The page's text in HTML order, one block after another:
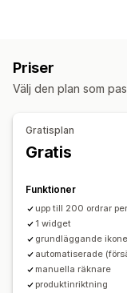
Priser
Välj den plan som
Gratisplan
Gratis
Funktioner
upp till 200 ordrar
1 widget
grundläggande
automatiserade
manuella räknare
produktinriktning